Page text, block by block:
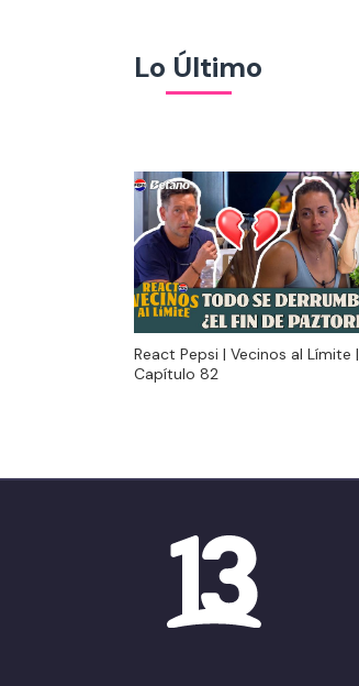
Lo Último
Capítulo 82
React Pepsi | Vecinos al Límite |
Capítulo 82